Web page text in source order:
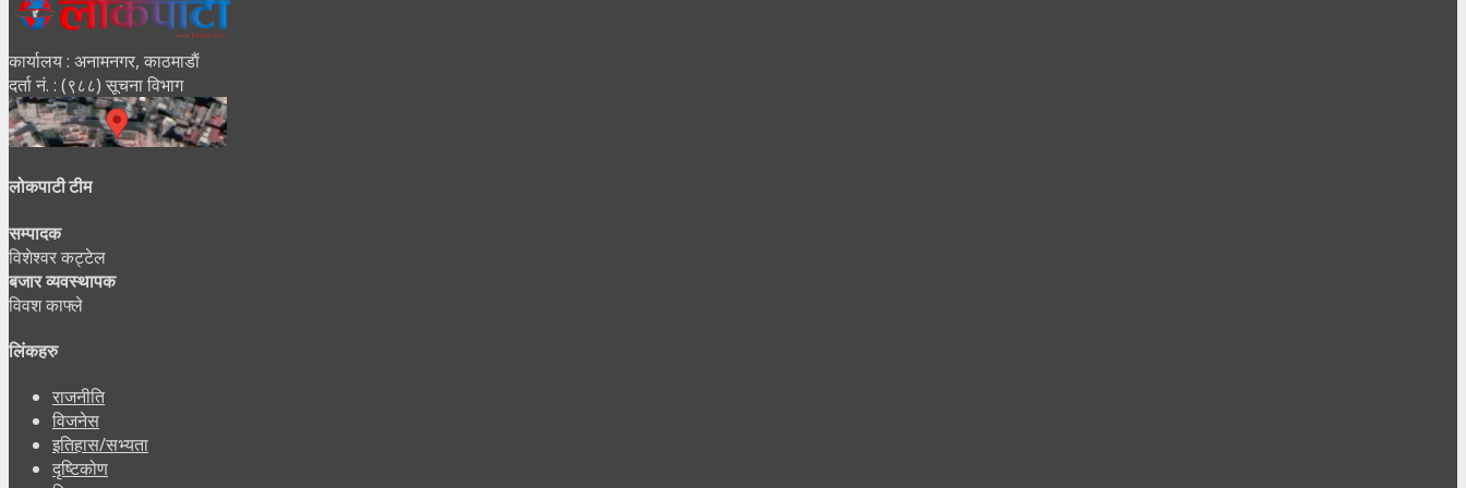
कार्यालय : अनामनगर, काठमाडाैं
दर्ता नं. : (९८८) सूचना विभाग
लोकपाटी टीम
सम्पादक
विशेश्वर कट्टेल
बजार व्यवस्थापक
विवश काफ्ले
लिंकहरु
राजनीति
विजनेस
इतिहास/सभ्यता
दृष्टिकोण